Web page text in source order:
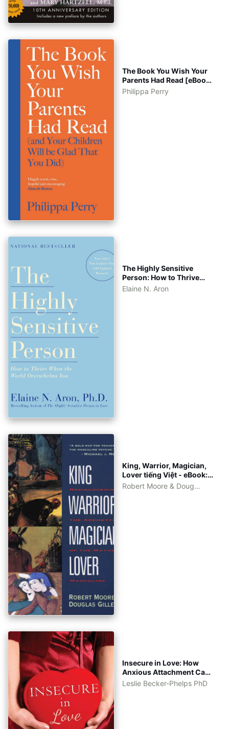
The Book You Wish Your
Parents Had Read [eBook
Tiếng Việt - Tiếng Anh]
Philippa Perry
The Highly Sensitive
Person: How to Thrive
When the World
Elaine N. Aron
King, Warrior, Magician,
Lover tiếng Việt - eBook:
pdf, epub, azw3 - kèm file
Robert Moore & Doug
Insecure in Love: How
Anxious Attachment Can
Make You Feel Jealous,
Needy, and Worried and
Leslie Becker-Phelps PhD